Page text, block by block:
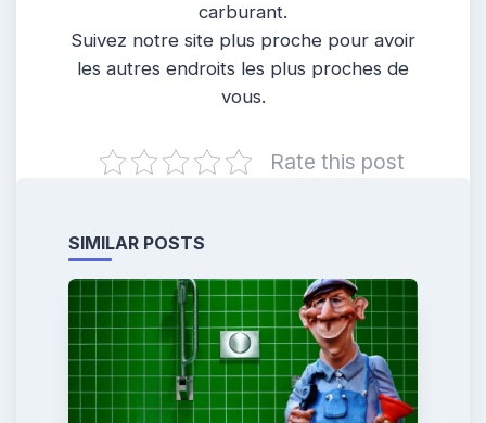
carburant.
Suivez notre site plus proche pour avoir
les autres endroits les plus proches de
vous.
Rate this post
SIMILAR POSTS